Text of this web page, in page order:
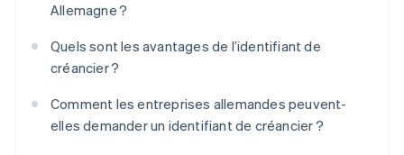
Allemagne ?
Quels sont les avantages de l’identifiant de
créancier ?
Comment les entreprises allemandes peuvent-
elles demander un identifiant de créancier ?